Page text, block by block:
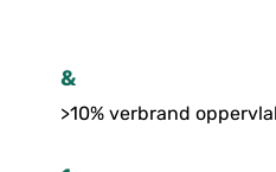
&
>10% verbrand